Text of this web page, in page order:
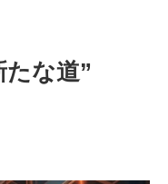
な道”